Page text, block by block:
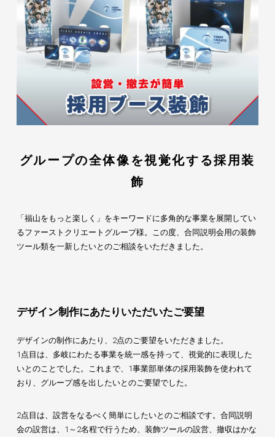
グループの全体像を視覚化する採用装
飾
「福山をもっと楽しく」をキーワードに多角的な事業を展開してい
るファーストクリエートグループ様 。この度、合同説明会用の装飾
ツール類を一新したいとのご相談をいただきました。
デザイン制作にあたりいただいたご要望
デザインの制作にあたり、2点のご要望をいただきました。
1点目は、多岐にわたる事業を統一感を持って、視覚的に表現した
いとのことでした。これまで、1事業部単体の採用装飾を使われて
おり、グループ感を出したいとのご要望でした。
2点目は、設営をなるべく簡単にしたいとのご相談です。合同説明
会の設営は、1～2名程で行うため、装飾ツールの設営、撤収はかな